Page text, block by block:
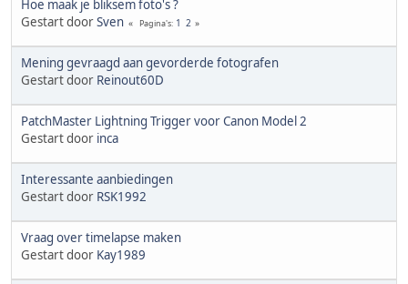
Hoe maak je bliksem foto's ?
Gestart doorSven Pagina's 1 2
Mening gevraagd aan gevorderde fotografen
Gestart door Reinout60D
PatchMaster Lightning Trigger voor Canon Model 2
Gestart door inca
Interessante aanbiedingen
Gestart door RSK1992
Vraag over timelapse maken
Gestart door Kay1989